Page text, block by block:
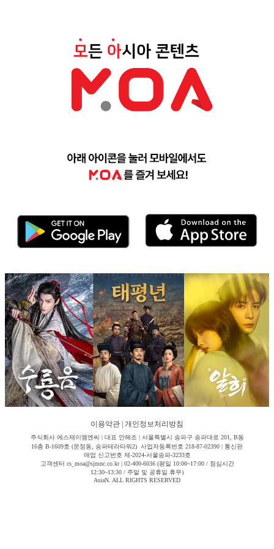
이용약관 개인정보처리방침
주식회사 에스제이엠엔씨 | 대표 안해조 | 서울특별시 송파구 송파대로 201, B동
16층 B-1609호 (문정동, 송파테라타워2) 사업자등록번호 218-87-02390 | 통신판
매업 신고번호 제-2024-서울송파-3233호
고객센터 cs_moa@sjmnc.co.kr | 02-400-6036 (평일 10:00~17:00 / 점심시간
12:30~13:30 / 주말 및 공휴일 휴무)
AsiaN. ALL RIGHTS RESERVED